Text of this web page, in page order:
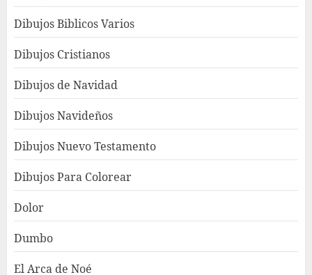
Dibujos Biblicos Varios
Dibujos Cristianos
Dibujos de Navidad
Dibujos Navideños
Dibujos Nuevo Testamento
Dibujos Para Colorear
Dolor
Dumbo
El Arca de Noé